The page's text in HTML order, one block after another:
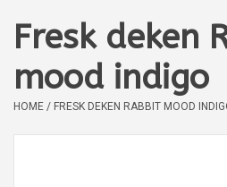
Boekjes
Fresk deken
mood indigo
HOME / FRESK DEKEN RABBIT MOOD